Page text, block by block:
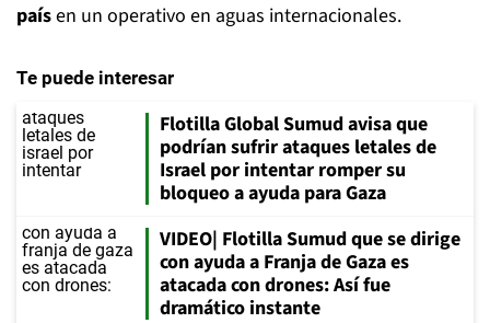
paísen un operativo en aguas internacionales.
Te puede interesar
Flotilla Global Sumud avisa que
podrían sufrir ataques letales de
Israel por intentar romper su
bloqueo a ayuda para Gaza
VIDEO| Flotilla Sumud que se dirige
con ayuda a Franja de Gaza es
atacada con drones: Así fue
dramático instante